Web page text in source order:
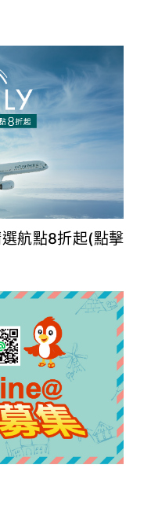
航點8折起(點擊